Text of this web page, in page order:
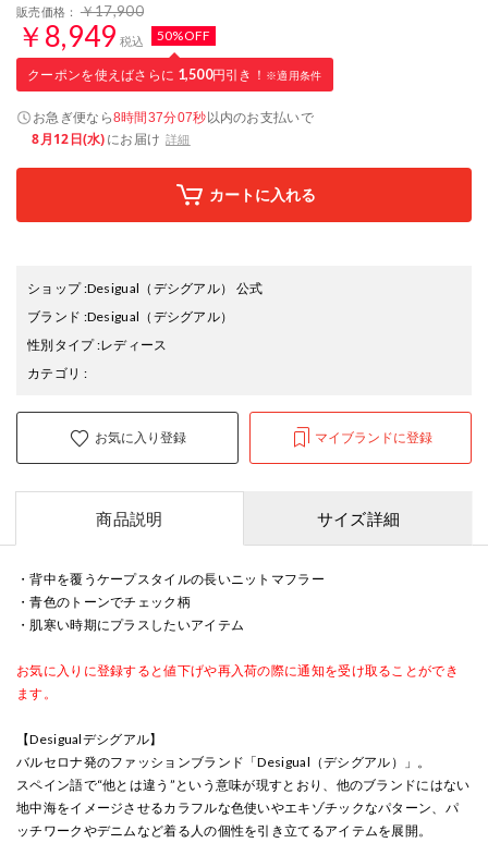
販売価格： ￥17,900
￥8,949 税込 50%OFF
クーポンを使えばさらに 1,500円引き！ ※適用条件
お急ぎ便なら8時間37分06秒以内のお支払いで
8月12日(水)にお届け 詳細
カートに入れる
ショップ:Desigual（デシグアル） 公式
ブランド :Desigual （デシグアル）
性別タイプ:レディース
カテゴリ :
お気に入り登録 マイブランドに登録
商品説明 サイズ詳細
・背中を覆うケープスタイルの長いニットマフラー
・青色のトーンでチェック柄
・肌寒い時期にプラスしたいアイテム
お気に入りに登録すると値下げや再入荷の際に通知を受け取ることができ
ます。
【Desigualデシグアル】
バルセロナ発のファッションブランド「Desigual（デシグアル）」。
スペイン語で“他とは違う”という意味が現すとおり、他のブランドにはない
地中海をイメージさせるカラフルな色使いやエキゾチックなパターン、パ
ッチワークやデニムなど着る人の個性を引き立てるアイテムを展開。